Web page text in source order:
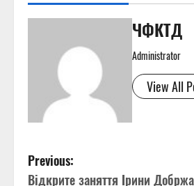
ЧФКТД
Administrator
View All
P
Previous:
Відкрите заняття Ірини